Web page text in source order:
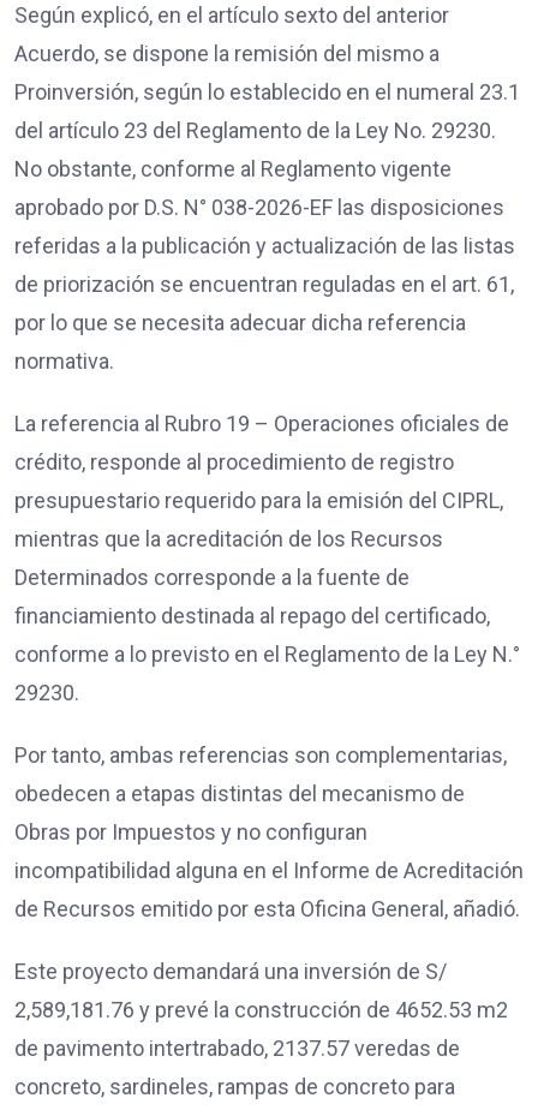
Según explicó, en el artículo sexto del anterior
Acuerdo, se dispone la remisión del mismo a
Proinversión, según lo establecido en el numeral 23.1
del artículo 23 del Reglamento de la Ley No. 29230.
No obstante, conforme al Reglamento vigente
aprobado por D.S. N° 038-2026-EF las disposiciones
referidas a la publicación y actualización de las listas
de priorización se encuentran reguladas en el art. 61,
por lo que se necesita adecuar dicha referencia
normativa.
La referencia al Rubro 19 – Operaciones oficiales de
crédito, responde al procedimiento de registro
presupuestario requerido para la emisión del CIPRL,
mientras que la acreditación de los Recursos
Determinados corresponde a la fuente de
financiamiento destinada al repago del certificado,
conforme a lo previsto en el Reglamento de la Ley N.°
29230.
Por tanto, ambas referencias son complementarias,
obedecen a etapas distintas del mecanismo de
Obras por Impuestos y no configuran
incompatibilidad alguna en el Informe de Acreditación
de Recursos emitido por esta Oficina General, añadió.
Este proyecto demandará una inversión de S/
2,589,181.76 y prevé la construcción de 4652.53 m2
de pavimento intertrabado, 2137.57 veredas de
concreto, sardineles, rampas de concreto para